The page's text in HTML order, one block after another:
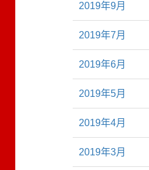
2019年9月
2019年7月
2019年6月
2019年5月
2019年4月
2019年3月